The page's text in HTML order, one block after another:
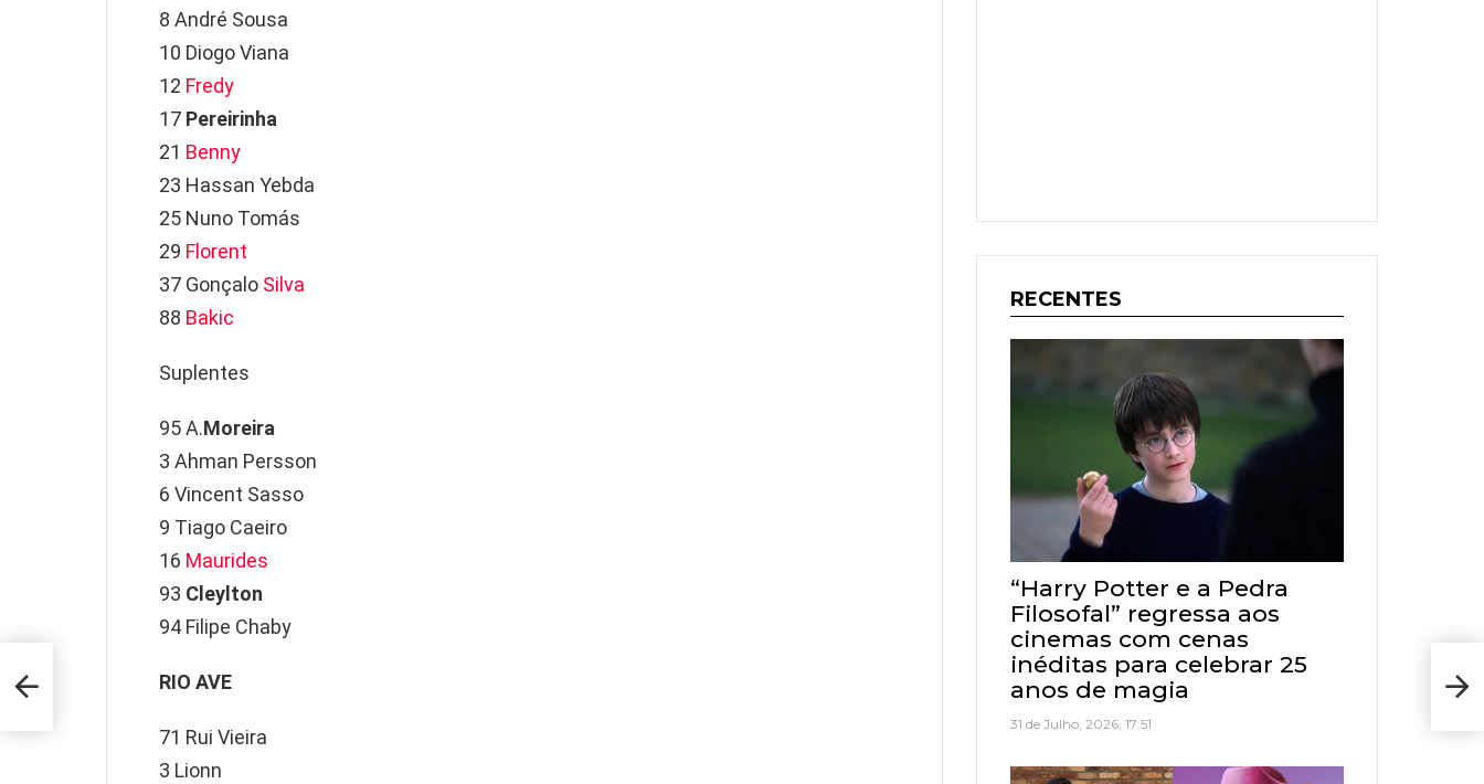
8 André Sousa
10 Diogo Viana
12 Fredy
17 Pereirinha
21 Benny
23 Hassan Yebda
25 Nuno Tomás
29 Florent
37 Gonçalo Silva
88 Bakic
Suplentes
95 A.Moreira
3 Ahman Persson
6 Vincent Sasso
9 Tiago Caeiro
16 Maurides
93 Cleylton
94 Filipe Chaby
RIO AVE
71 Rui Vieira
3 Lionn
Rio
RECENTES
“Harry Potter e a Pedra
Filosofal” regressa aos
cinemas com cenas
inéditas para celebrar 25
anos de magia
31 de Julho, 2026, 17:51